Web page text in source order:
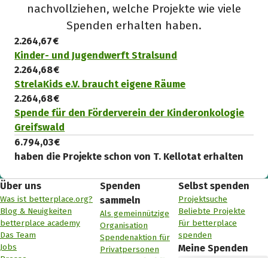
nachvollziehen, welche Projekte wie viele
Spenden erhalten haben.
2.264,67 €
Kinder- und Jugendwerft Stralsund
2.264,68 €
StrelaKids e.V. braucht eigene Räume
2.264,68 €
Spende für den Förderverein der Kinderonkologie
Greifswald
6.794,03 €
haben die Projekte schon von T. Kellotat erhalten
Über uns
Was ist betterplace.org?
Blog & Neuigkeiten
betterplace academy
Das Team
Jobs
Spenden
sammeln
Als gemeinnützige
Organisation
Spendenaktion für
Privatpersonen
Selbst spenden
Projektsuche
Beliebte Projekte
Für betterplace
spenden
Meine Spenden